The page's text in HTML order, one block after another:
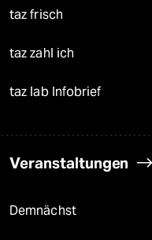
taz frisch
taz zahl ich
taz lab Infobrief
Veranstaltungen
Demnächst